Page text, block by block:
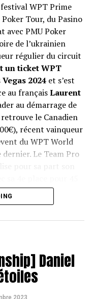
WPT Prime
Tour, du Pasino
avec PMU Poker
de l’ukrainien
régulier du circuit
un ticket WPT
2024 et s’est
au françaisLaurent
au démarrage de
le Canadien
récent vainqueur
du WPT World
Le Team Pro
Daniel
2023